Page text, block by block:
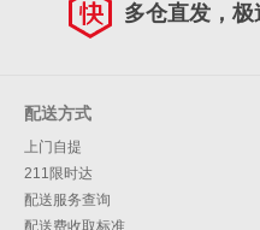
多仓直发，极
配送方式
上门自提
211限时达
配送服务查询
配送费收取标准